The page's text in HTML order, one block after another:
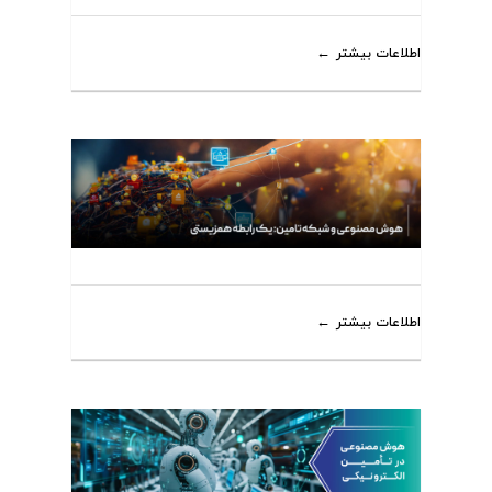
اطلاعات بیشتر
اطلاعات بیشتر